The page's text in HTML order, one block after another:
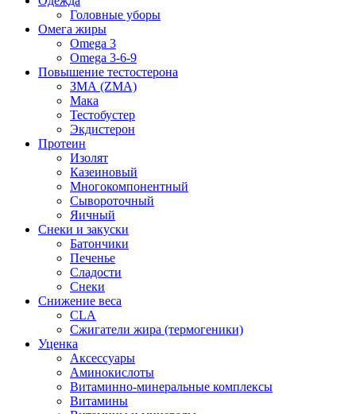
Головные уборы
Омега жиры
Omega 3
Omega 3-6-9
Повышение тестостерона
ЗМА (ZMA)
Мака
Тестобустер
Экдистерон
Протеин
Изолят
Казеиновый
Многокомпонентный
Сывороточный
Яичный
Снеки и закуски
Батончики
Печенье
Сладости
Снеки
Снижение веса
CLA
Сжигатели жира (термогеники)
Уценка
Аксессуары
Аминокислоты
Витаминно-минеральные комплексы
Витамины